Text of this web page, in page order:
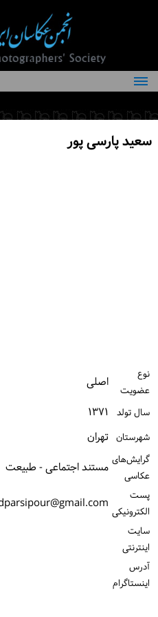
درباره انجمن
کمیته‌های انجمن
سعید پارسی پور
نوع
عضویت
اصلی
سال تولد ۱۳۷۱
شهرستان تهران
گرایش‌های
عکاسی
مستند اجتماعی - طبیعت
پست
الكترونیكی
سایت
اینترنتی
آدرس
اینستاگرام